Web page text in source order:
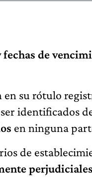
fechas de
en su rótulo
identificados
en ninguna
de